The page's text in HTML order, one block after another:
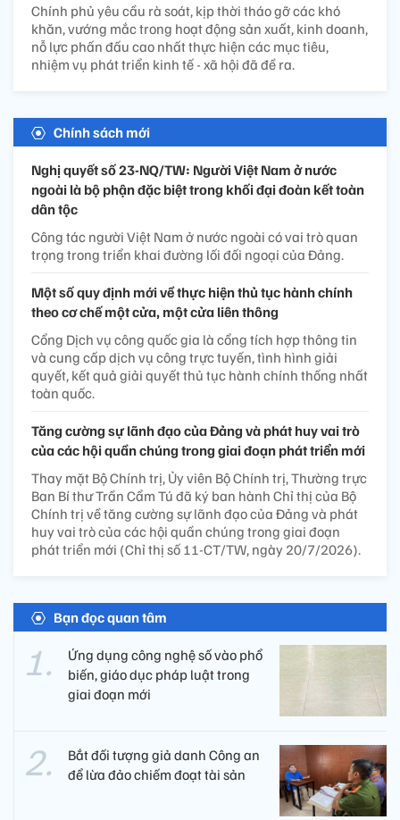
Chính phủ yêu cầu rà soát, kịp thời tháo gỡ các khó
khăn, vướng mắc trong hoạt động sản xuất, kinh doanh,
nỗ lực phấn đấu cao nhất thực hiện các mục tiêu,
nhiệm vụ phát triển kinh tế - xã hội đã đề ra.
Chính sách mới
Nghị quyết số 23-NQ/TW: Người Việt Nam ở nước
ngoài là bộ phận đặc biệt trong khối đại đoàn kết toàn
dân tộc
Công tác người Việt Nam ở nước ngoài có vai trò quan
trọng trong triển khai đường lối đối ngoại của Đảng.
Một số quy định mới về thực hiện thủ tục hành chính
theo cơ chế một cửa, một cửa liên thông
Cổng Dịch vụ công quốc gia là cổng tích hợp thông tin
và cung cấp dịch vụ công trực tuyến, tình hình giải
quyết, kết quả giải quyết thủ tục hành chính thống nhất
toàn quốc.
Tăng cường sự lãnh đạo của Đảng và phát huy vai trò
của các hội quần chúng trong giai đoạn phát triển mới
Thay mặt Bộ Chính trị, Ủy viên Bộ Chính trị, Thường trực
Ban Bí thư Trần Cẩm Tú đã ký ban hành Chỉ thị của Bộ
Chính trị về tăng cường sự lãnh đạo của Đảng và phát
huy vai trò của các hội quần chúng trong giai đoạn
phát triển mới (Chỉ thị số 11-CT/TW, ngày 20/7/2026).
Bạn đọc quan tâm
Ứng dụng công nghệ số vào phổ
biến, giáo dục pháp luật trong
giai đoạn mới
Bắt đối tượng giả danh Công an
để lừa đảo chiếm đoạt tài sản